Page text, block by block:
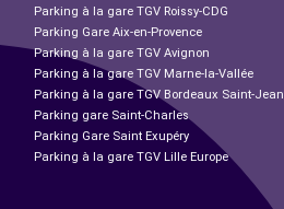
Parking à la gare TGV Roissy-CDG
Parking Gare Aix-en-Provence
Parking à la gare TGV Avignon
Parking à la gare TGV Marne-la-Vallée
Parking à la gare TGV Bordeaux Saint-Jean
Parking gare Saint-Charles
Parking Gare Saint Exupéry
Parking à la gare TGV Lille Europe